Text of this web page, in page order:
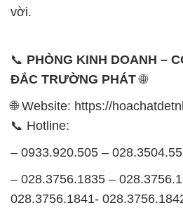
vời.
📞 PHÒNG KINH DOANH –
ĐẮC TRƯỜNG PHÁT🌐
🌐 Website: https://
📞 Hotline:
– 0933.920.505 –
– 028.3756.1835 –
028.3756.1841-